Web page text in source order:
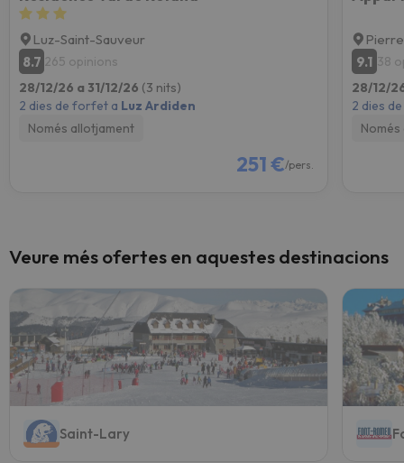
Luz-Saint-Sauveur
8.7 265 opinions
28/12/26 a 31/12/26 (3 nits)
2 dies de forfet a Luz Ardiden
Només allotjament
251 €/pers.
9.1 38
28/12/
2 dies
Veure més ofertes en aquestes destinacions
Saint-Lary